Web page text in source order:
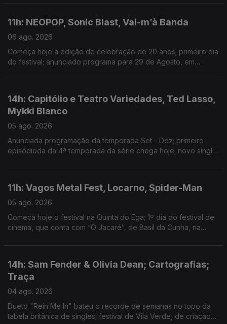
11h: NEOPOP, Sonic Blast, Vai-m’à Banda
06 ago. 2026
Começa hoje a edição de celebração de 20 anos; primeiro dia
do festival; anunciado programa para 29 de Agosto, em
14h: Capitólio e Teatro Variedades, Ted Lasso,
Mykki Blanco
05 ago. 2026
Anunciada programação da temporada Set - Dez; primeiro
episódioda da 4ª temporada da série chega hoje; novo single:
11h: Vagos Metal Fest, Locarno, Spider-Man
05 ago. 2026
Começa hoje o festival na Quinta do Ega; 1º dia do festival de
cinema, que conta com “O Jacaré”, de Basil da Cunha, na
14h: Sam Fender & Olivia Dean; Cartografias;
Traça
04 ago. 2026
Dueto "Rein Me In" bateu o recorde de semanas no topo da
tabela britânica de singles; festival de Vila Verde, de criação